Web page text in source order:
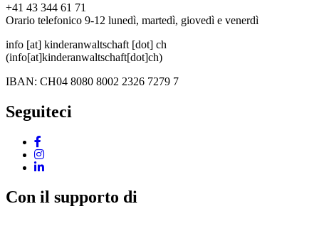
+41 43 344 61 71
Orario telefonico 9-12 lunedì, martedì, giovedì e venerdì
info [at] kinderanwaltschaft [dot] ch
(info[at]kinderanwaltschaft[dot]ch)
IBAN: CH04 8080 8002 2326 7279 7
Seguiteci
Con il supporto di